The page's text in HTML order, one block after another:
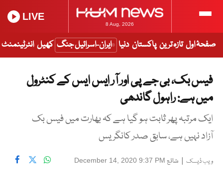
8 Aug, 2026
LIVE
صفحۂ اول تازہ ترین پاکستان دنیا ایران-اسرائیل جنگ کھیل انٹرٹینمنٹ
فیس بک، بی جے پی اور آر ایس ایس کے کنٹرول
میں ہے: راہول گاندھی
ایک مرتبہ پھر ثابت ہو گیا ہے کہ بھارت میں فیس بک
آزاد نہیں ہے، سابق صدر کانگریس
ویب ڈیسک | شائع December 14, 2020 9:37 PM